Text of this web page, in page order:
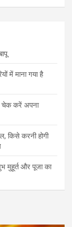
में माना गया है
चेक करें अपना
किसे करनी होगी
मुहूर्त और पूजा का